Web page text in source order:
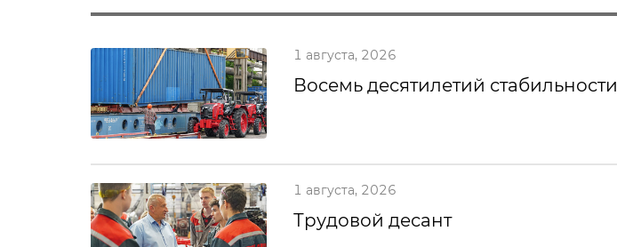
1 августа, 2026
Восемь десятилетий стабильности
1 августа, 2026
Трудовой десант